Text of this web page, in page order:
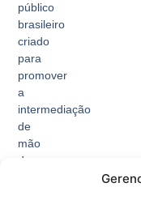
público
brasileiro
criado
para
promover
a
intermediação
de
mão
de